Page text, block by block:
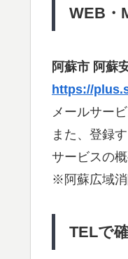
WEB・
阿蘇市 阿蘇
https://
メールサー
また、登録
サービスの
※阿蘇広域消
TELで